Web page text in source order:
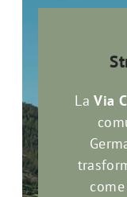
LaVia